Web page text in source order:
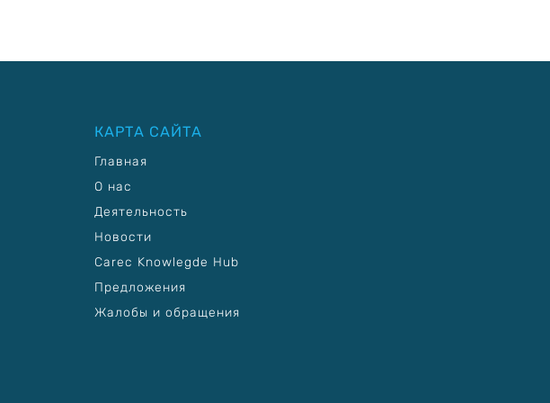
КАРТА САЙТА
Главная
О нас
Деятельность
Новости
Carec Knowlegde Hub
Предложения
Жалобы и обращения